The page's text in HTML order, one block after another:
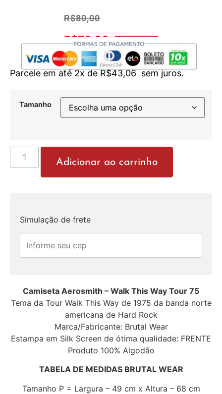
R$80,00
R$76,00 No Pix 5% OFF
Parcele em até 2x deR$43,06 sem juros.
Tamanho
Adicionar ao carrinho
Simulação de frete
Camiseta Aerosmith – Walk This Way Tour 75
Tema da Tour Walk This Way de 1975 da banda norte
americana de Hard Rock
Marca/Fabricante: Brutal Wear
Estampa em Silk Screen de ótima qualidade: FRENTE
Produto 100% Algodão
TABELA DE MEDIDAS BRUTAL WEAR
Tamanho P = Largura – 49 cm x Altura – 68 cm